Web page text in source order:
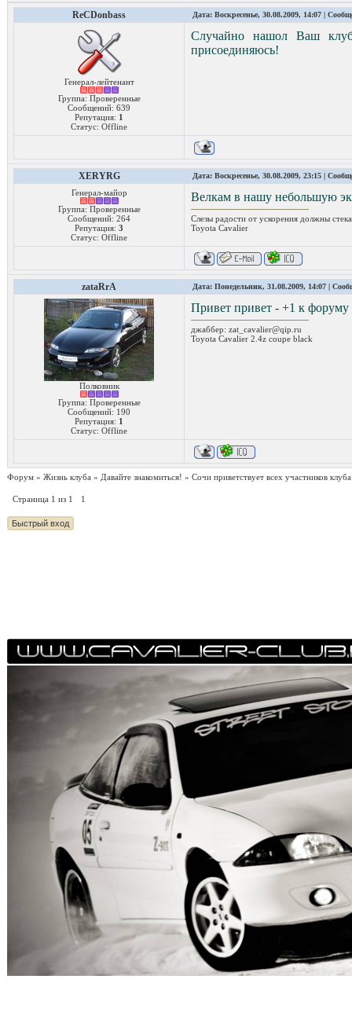
ReCDonbass Дата: Воскресенье, 30.08.2009, 14:07 |
Генерал-лейтенант
Группа: Проверенные
Сообщений: 639
Репутация: 1
Статус: Offline
Случайно нашол Ваш
присоединяюсь!
XERYRG Дата: Воскресенье, 30.08.2009, 23:15 |
Генерал-майор
Группа: Проверенные
Сообщений: 264
Репутация: 3
Статус: Offline
Велкам в нашу небольшую
Слезы радости от ускорения должны
Toyota Сavalier
zataRrA Дата: Понедельник, 31.08.2009, 14:07 |
Полковник
Группа: Проверенные
Сообщений: 190
Репутация: 1
Статус: Offline
Привет привет - +1 к форуму
джаббер: zat_cavalier@qip.ru
Toyota Cavalier 2.4z coupe black
Форум » Жизнь клуба » Давайте знакомиться! » Сочи приветствует всех участников
Страница 1 из 1 1